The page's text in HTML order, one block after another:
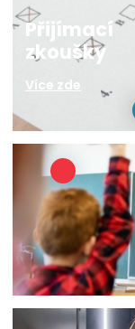
Přijímací
zkoušky
Více zde